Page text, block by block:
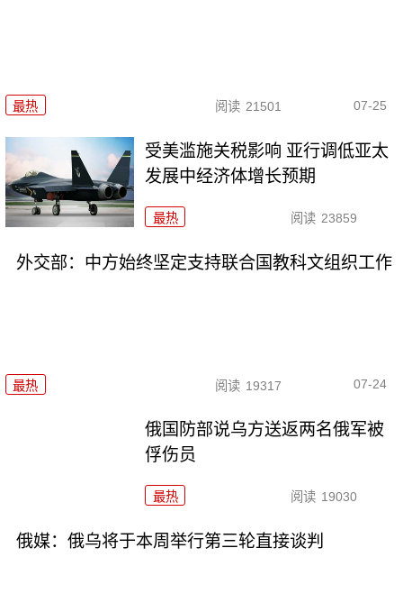
最热 阅读 21501 07-25
受美滥施关税影响 亚行调低亚太
发展中经济体增长预期
最热 阅读 23859
外交部：中方始终坚定支持联合国教科文组织工作
最热 阅读 19317 07-24
俄国防部说乌方送返两名俄军被
俘伤员
最热 阅读 19030
俄媒：俄乌将于本周举行第三轮直接谈判